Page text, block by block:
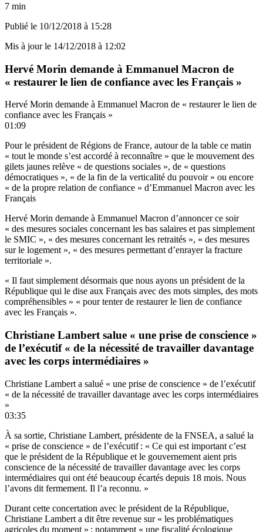
7 min
Publié le 10/12/2018 à 15:28
Mis à jour le 14/12/2018 à 12:02
Hervé Morin demande à Emmanuel Macron de
« restaurer le lien de confiance avec les Français »
Hervé Morin demande à Emmanuel Macron de « restaurer le lien de
confiance avec les Français »
01:09
Pour le président de Régions de France, autour de la table ce matin
« tout le monde s’est accordé à reconnaître » que le mouvement des
gilets jaunes relève « de questions sociales », de « questions
démocratiques », « de la fin de la verticalité du pouvoir » ou encore
« de la propre relation de confiance » d’Emmanuel Macron avec les
Français
Hervé Morin demande à Emmanuel Macron d’annoncer ce soir
« des mesures sociales concernant les bas salaires et pas simplement
le SMIC », « des mesures concernant les retraités », « des mesures
sur le logement », « des mesures permettant d’enrayer la fracture
territoriale ».
« Il faut simplement désormais que nous ayons un président de la
République qui le dise aux Français avec des mots simples, des mots
compréhensibles » « pour tenter de restaurer le lien de confiance
avec les Français ».
Christiane Lambert salue « une prise de conscience »
de l’exécutif « de la nécessité de travailler davantage
avec les corps intermédiaires »
Christiane Lambert a salué « une prise de conscience » de l’exécutif
« de la nécessité de travailler davantage avec les corps intermédiaires
»
03:35
À sa sortie, Christiane Lambert, présidente de la FNSEA, a salué la
« prise de conscience » de l’exécutif : « Ce qui est important c’est
que le président de la République et le gouvernement aient pris
conscience de la nécessité de travailler davantage avec les corps
intermédiaires qui ont été beaucoup écartés depuis 18 mois. Nous
l’avons dit fermement. Il l’a reconnu. »
Durant cette concertation avec le président de la République,
Christiane Lambert a dit être revenue sur « les problématiques
agricoles du moment » : notamment « une fiscalité écologique